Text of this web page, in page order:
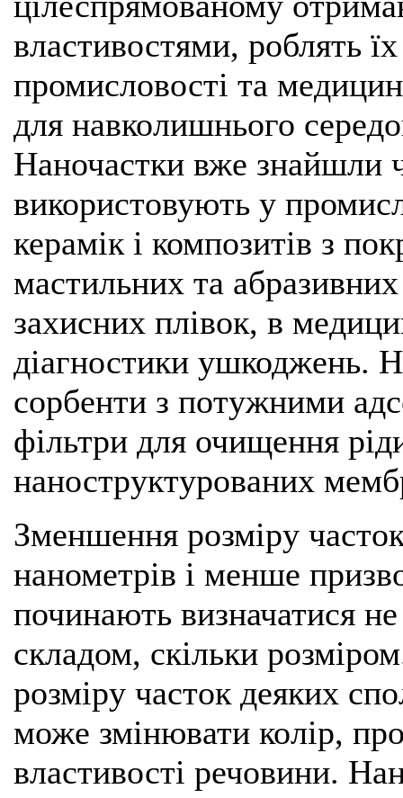
властивостями, роблять
промисловості та
для навколишнього
Наночастки вже знайшли
використовують у
керамік і композитів з
мастильних та абразивних
захисних плівок, в
діагностики ушкоджень.
сорбенти з потужними
фільтри для очищення
наноструктурованих
Зменшення розміру
нанометрів і менше
починають визначатися
складом, скільки
розміру часток деяких
може змінювати колір,
властивості речовини.